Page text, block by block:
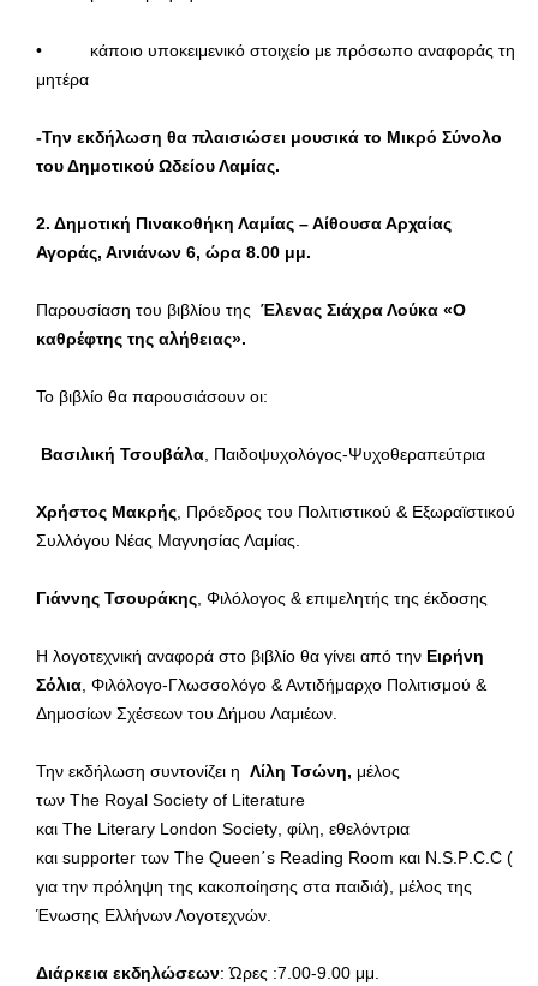
• κάποιο υποκειμενικό στοιχείο με πρόσωπο αναφοράς τη
μητέρα
-Την εκδήλωση θα πλαισιώσει μουσικά το Μικρό Σύνολο
του Δημοτικού Ωδείου Λαμίας.
2. Δημοτική Πινακοθήκη Λαμίας – Αίθουσα Αρχαίας
Αγοράς, Αινιάνων 6, ώρα 8.00 μμ.
Παρουσίαση του βιβλίου της Έλενας Σιάχρα Λούκα «Ο
καθρέφτης της αλήθειας».
Το βιβλίο θα παρουσιάσουν οι:
Βασιλική Τσουβάλα, Παιδοψυχολόγος-Ψυχοθεραπεύτρια
Χρήστος Μακρής, Πρόεδρος του Πολιτιστικού & Εξωραϊστικού
Συλλόγου Νέας Μαγνησίας Λαμίας.
Γιάννης Τσουράκης, Φιλόλογος & επιμελητής της έκδοσης
Η λογοτεχνική αναφορά στο βιβλίο θα γίνει από την Ειρήνη
Σόλια, Φιλόλογο-Γλωσσολόγο & Αντιδήμαρχο Πολιτισμού &
Δημοσίων Σχέσεων του Δήμου Λαμιέων.
Την εκδήλωση συντονίζει η Λίλη Τσώνη, μέλος
των The Royal Society of Literature
και The Literary London Society, φίλη, εθελόντρια
και supporter των The Queen΄s Reading Room και N.S.P.C.C (
για την πρόληψη της κακοποίησης στα παιδιά), μέλος της
Ένωσης Ελλήνων Λογοτεχνών.
Διάρκεια εκδηλώσεων: Ώρες :7.00-9.00 μμ.